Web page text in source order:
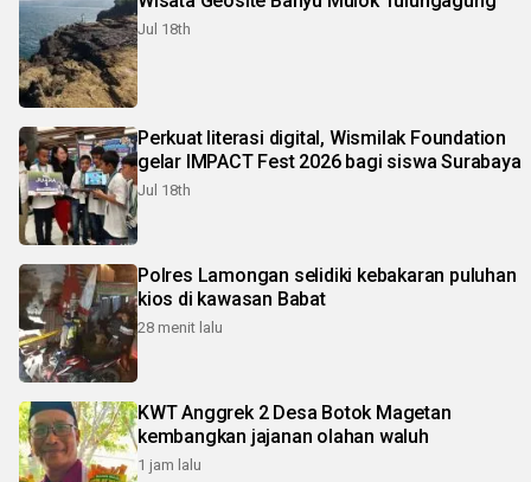
Jul 18th
Perkuat literasi digital, Wismilak Foundation
gelar IMPACT Fest 2026 bagi siswa Surabaya
Jul 18th
Polres Lamongan selidiki kebakaran puluhan
kios di kawasan Babat
28 menit lalu
KWT Anggrek 2 Desa Botok Magetan
kembangkan jajanan olahan waluh
1 jam lalu